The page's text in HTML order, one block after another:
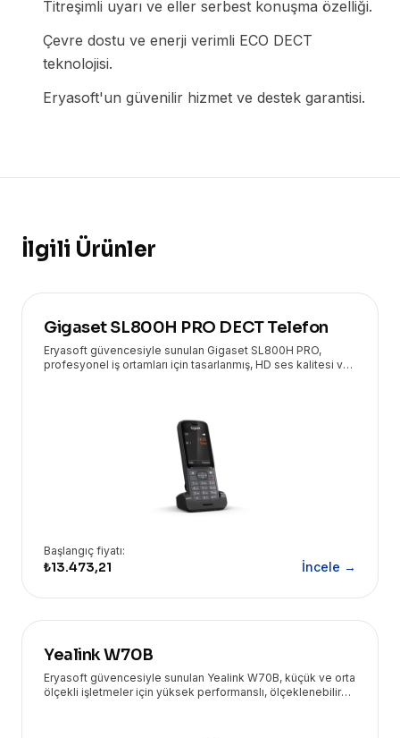
Titreşimli uyarı ve eller serbest konuşma özelliği.
Çevre dostu ve enerji verimli ECO DECT
teknolojisi.
Eryasoft'un güvenilir hizmet ve destek garantisi.
İlgili Ürünler
Gigaset SL800H PRO DECT Telefon
Eryasoft güvencesiyle sunulan Gigaset SL800H PRO,
profesyonel iş ortamları için tasarlanmış, HD ses kalitesi ve
Başlangıç fiyatı:
₺13.473,21 İncele →
Yealink W70B
Eryasoft güvencesiyle sunulan Yealink W70B, küçük ve orta
ölçekli işletmeler için yüksek performanslı, ölçeklenebilir